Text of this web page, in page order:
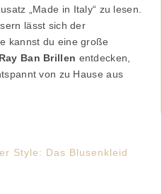
„Made in Italy“ zu lesen.
lässt sich der
kannst du eine große
Ray Ban Brillen entdecken,
von zu Hause aus
Style: Das Blusenkleid